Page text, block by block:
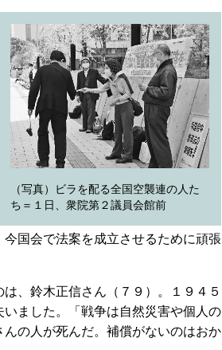
（写真）ビラを配る全国空襲連の人た
ち＝１日、衆院第２議員会館前
国会で法案を成立させるために頑張
、鈴木正信さん（７９）。１９４５
ました。「戦争は自然災害や個人の
の人が死んだ。補償がないのはおか